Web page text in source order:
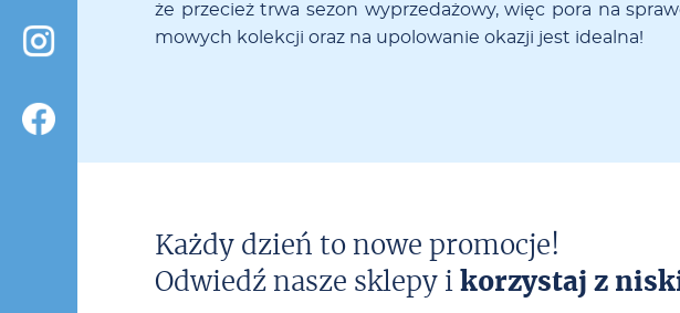
że prze­cież tr­wa se­zon wy­prze­da­żo­wy, więc po­ra na
mo­wych ko­lek­cji oraz na upo­lo­wa­nie oka­zji jest ide­al­na!
Każdy dzień to nowe promocje!
Odwiedź nasze sklepy i korzystaj z